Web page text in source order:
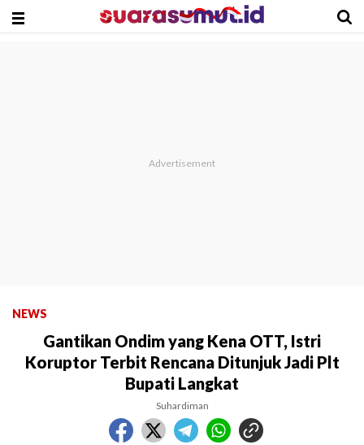
NEWS
Gantikan Ondim yang Kena OTT, Istri
Koruptor Terbit Rencana Ditunjuk Jadi Plt
Bupati Langkat
Suhardiman